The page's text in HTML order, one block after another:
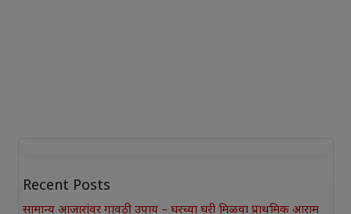
Recent Posts
सामान्य आजारांवर गावठी उपाय – घरच्या घरी मिळवा प्राथमिक आराम